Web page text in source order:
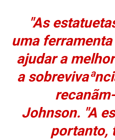
"As
uma
ajudar a
a
Johnson. "A
portanto,